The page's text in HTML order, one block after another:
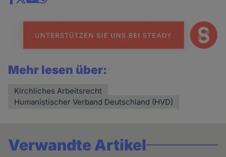
Share
news
Mehr lesen über:
Kirchliches Arbeitsrecht
Humanistischer Verband Deutschland (HVD)
Verwandte Artikel